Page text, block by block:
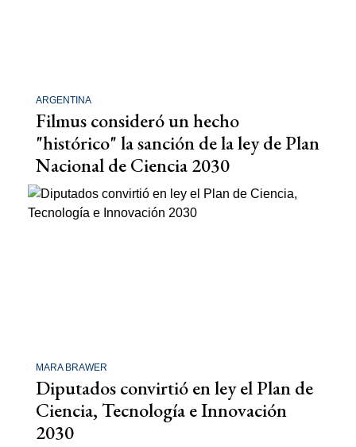
ARGENTINA
Filmus consideró un hecho
"histórico" la sanción de la ley de Plan
Nacional de Ciencia 2030
MARA BRAWER
Diputados convirtió en ley el Plan de
Ciencia, Tecnología e Innovación
2030